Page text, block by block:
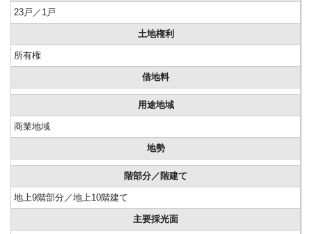
23戸／1戸
土地権利
所有権
借地料
用途地域
商業地域
地勢
階部分／階建て
地上9階部分／地上10階建て
主要採光面